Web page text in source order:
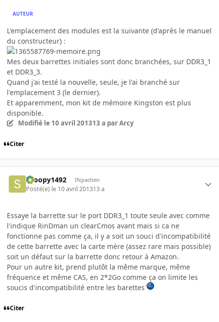
AUTEUR
L'emplacement des modules est la suivante (d'après le manuel
du constructeur) :
Mes deux barrettes initiales sont donc branchées, sur DDR3_1
et DDR3_3.
Quand j'ai testé la nouvelle, seule, je l'ai branché sur
l'emplacement 3 (le dernier).
Et apparemment, mon kit de mémoire Kingston est plus
disponible.
Modifié le 10 avril 201313 a par Arcy
Citer
snoopy1492 INpactien
Posté(e) le 10 avril 201313 a
Essaye la barrette sur le port DDR3_1 toute seule avec comme
l'indique RinDman un clearCmos avant mais si ca ne
fonctionne pas comme ça, il y a soit un souci d'incompatibilité
de cette barrette avec la carte mère (assez rare mais possible)
soit un défaut sur la barrette donc retour à Amazon.
Pour un autre kit, prend plutôt la même marque, même
fréquence et même CAS, en 2*2Go comme ça on limite les
soucis d'incompatibilité entre les barettes
Citer